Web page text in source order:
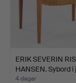
ERIK SEVERIN
HANSEN. Sybord
4 dagar